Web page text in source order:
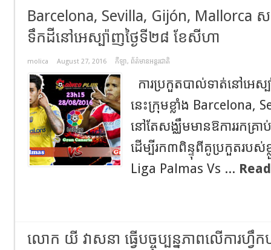
Barcelona, Sevilla, Gijón, Mallorca ស
ទឹកដីនៅអេស្ប៉ាញថ្ងៃទី២៨ ខែសីហា
molica August 27, 2016 កីឡា, ព័ត៌មានអន្តរជាតិ
ការប្រកួតបាល់ទាត់នៅអេស្
នេះក្រុមខ្លាំង Barcelona,
នៅតែសង្ឈឹមមានឱការរកគ្រ
ដើម្បីរក៣ពិន្ទុពីគូប្រកួតរប
Liga Palmas Vs ...
លោក យី វាសនា ធ្វើបច្ចុប្បន្នភាពលើការហ្